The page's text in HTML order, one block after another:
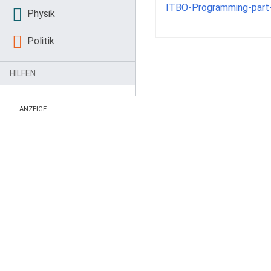
ITBO-Programming-
Physik
Politik
HILFEN
ANZEIGE